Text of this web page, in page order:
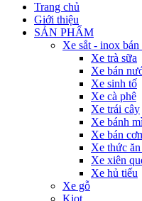
Trang chủ
Giới thiệu
SẢN PHẨM
Xe sắt - inox bán
Xe trà sữa
Xe bán
Xe sinh tố
Xe cà phê
Xe trái cây
Xe bánh
Xe bán
Xe thức
Xe xiên
Xe hủ tiếu
Xe gỗ
Kiot